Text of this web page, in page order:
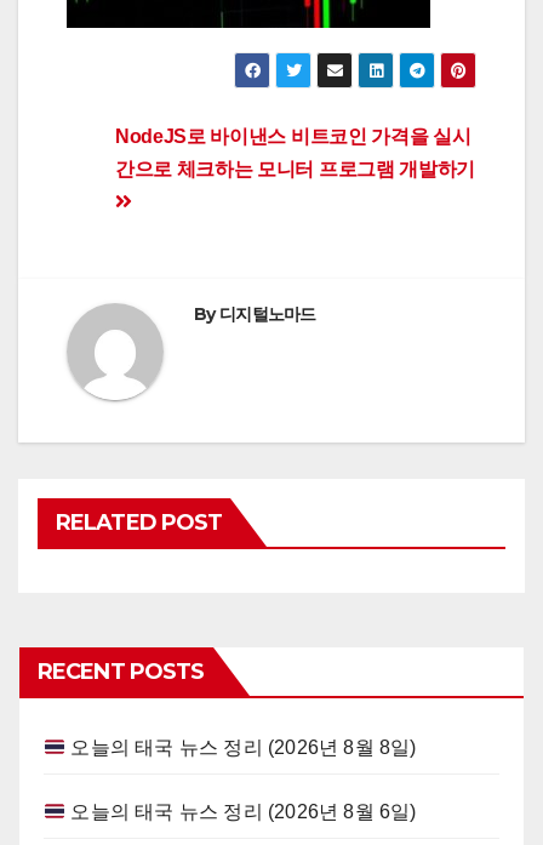
Post
navigation
NodeJS로 바이낸스 비트코인 가격을 실시
간으로 체크하는 모니터 프로그램 개발하기
By디지털노마드
RELATED POST
RECENT POSTS
오늘의 태국 뉴스 정리 (2026년 8월 8일)
오늘의 태국 뉴스 정리 (2026년 8월 6일)